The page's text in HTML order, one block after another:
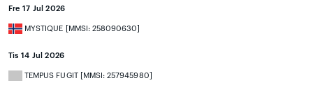
Fre 17 Jul 2026
MYSTIQUE [MMSI: 258090630]
Tis 14 Jul 2026
TEMPUS FUGIT [MMSI: 257945980]